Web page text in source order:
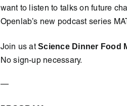
want to listen to talks on future
Openlab’s new podcast series
Join us atScience Dinner Food
No sign-up necessary.
—